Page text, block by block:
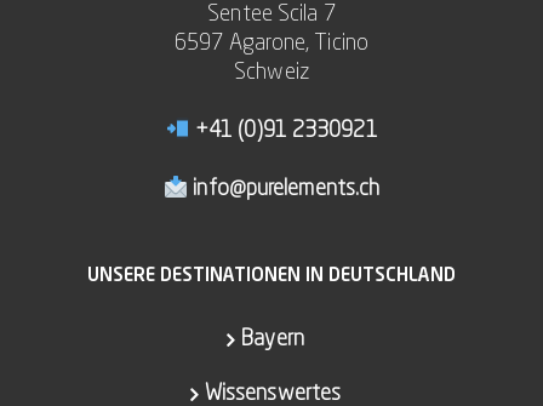
Sentee Scila 7
6597 Agarone, Ticino
Schweiz
+41 (0)91 2330921
info@purelements.ch
UNSERE DESTINATIONEN IN DEUTSCHLAND
Bayern
Wissenswertes